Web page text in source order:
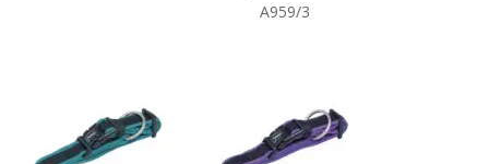
A959/3